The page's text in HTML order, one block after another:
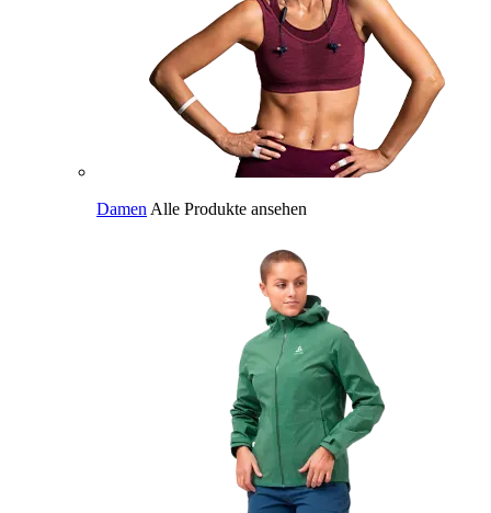
Damen Alle Produkte ansehen